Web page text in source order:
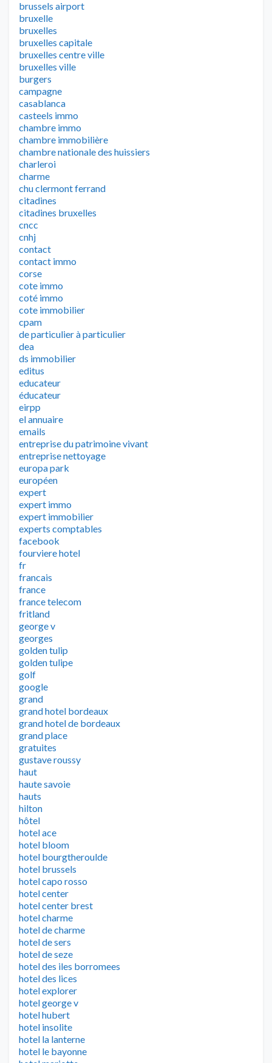
brussels airport
bruxelle
bruxelles
bruxelles capitale
bruxelles centre ville
bruxelles ville
burgers
campagne
casablanca
casteels immo
chambre immo
chambre immobilière
chambre nationale des huissiers
charleroi
charme
chu clermont ferrand
citadines
citadines bruxelles
cncc
cnhj
contact
contact immo
corse
cote immo
coté immo
cote immobilier
cpam
de particulier à particulier
dea
ds immobilier
editus
educateur
éducateur
eirpp
el annuaire
emails
entreprise du patrimoine vivant
entreprise nettoyage
europa park
européen
expert
expert immo
expert immobilier
experts comptables
facebook
fourviere hotel
fr
francais
france
france telecom
fritland
george v
georges
golden tulip
golden tulipe
golf
google
grand
grand hotel bordeaux
grand hotel de bordeaux
grand place
gratuites
gustave roussy
haut
haute savoie
hauts
hilton
hôtel
hotel ace
hotel bloom
hotel bourgtheroulde
hotel brussels
hotel capo rosso
hotel center
hotel center brest
hotel charme
hotel de charme
hotel de sers
hotel de seze
hotel des iles borromees
hotel des lices
hotel explorer
hotel george v
hotel hubert
hotel insolite
hotel la lanterne
hotel le bayonne